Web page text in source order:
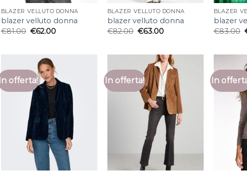
BLAZER VELLUTO DONNA
blazer velluto donna
€81.00 €62.00
BLAZER VELLUTO DONNA
blazer velluto donna
€82.00 €63.00
BLAZER
blazer
€83.00
In offerta! In offerta! In